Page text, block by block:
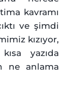
kavramı
ve şimdi
kızıyor,
yazıda
ne anlama